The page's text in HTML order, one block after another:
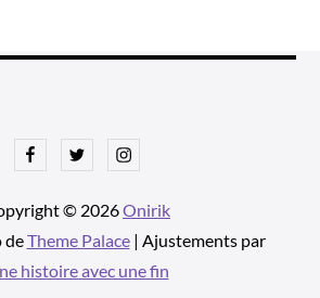
FacebookTwitterInstagram
© 2026Onirik
deTheme Palace| Ajustements par
histoire avec une fin